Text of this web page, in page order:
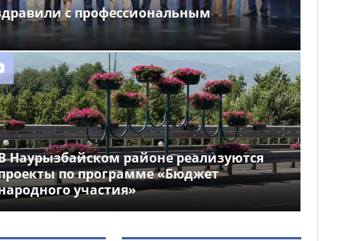
с профессиональным
Наурызбайском районе реализуются
по программе «Бюджет
участия»